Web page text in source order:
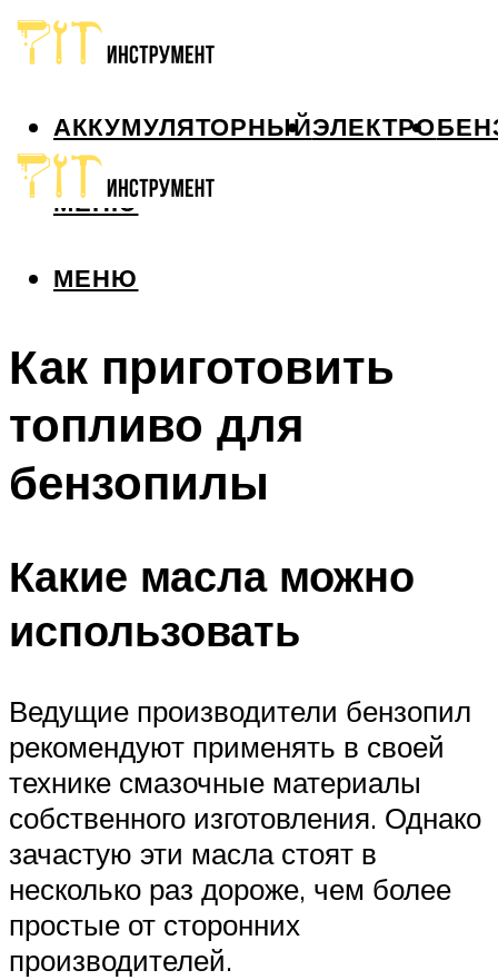
АККУМУЛЯТОРНЫЙЭЛЕКТРО
МЕНЮ
МЕНЮ
Как приготовить
топливо для
бензопилы
Какие масла можно
использовать
Ведущие производители бензопил
рекомендуют применять в своей
технике смазочные материалы
собственного изготовления. Однако
зачастую эти масла стоят в
несколько раз дороже, чем более
простые от сторонних
производителей.